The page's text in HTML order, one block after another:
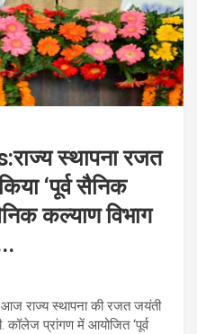
स्थापना रजत
‘पूर्व सैनिक
कल्याण विभाग
आज राज्य स्थापना की रजत जयंती
कॉलेज प्रांगण में आयोजित ‘पूर्व